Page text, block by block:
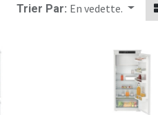
Trier Par: En vedette.